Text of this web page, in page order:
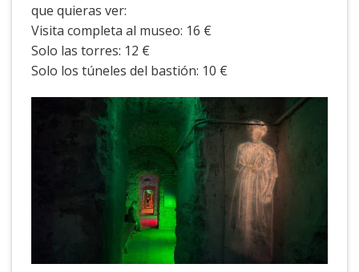
que quieras ver:
Visita completa al museo: 16 €
Solo las torres: 12 €
Solo los túneles del bastión: 10 €